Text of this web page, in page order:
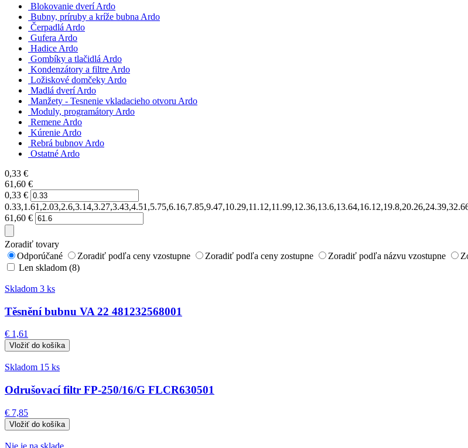
Blokovanie dverí Ardo
Bubny, príruby a kríže bubna Ardo
Čerpadlá Ardo
Gufera Ardo
Hadice Ardo
Gombíky a tlačidlá Ardo
Kondenzátory a filtre Ardo
Ložiskové domčeky Ardo
Madlá dverí Ardo
Manžety - Tesnenie vkladacieho otvoru Ardo
Moduly, programátory Ardo
Remene Ardo
Kúrenie Ardo
Rebrá bubnov Ardo
Ostatné Ardo
0,33 €
61,60 €
0,33 €
61,60 €
Zoradiť tovary
Odporúčané
Zoradiť podľa ceny vzostupne Zoradiť podľa ceny zostupne Zoradiť podľa názvu vzostupne
Len skladom (8)
Skladom 3 ks
Těsnění bubnu VA 22 481232568001
€ 1,61
Skladom 15 ks
Odrušovací filtr FP-250/16/G FLCR630501
€ 7,85
Nie je na sklade